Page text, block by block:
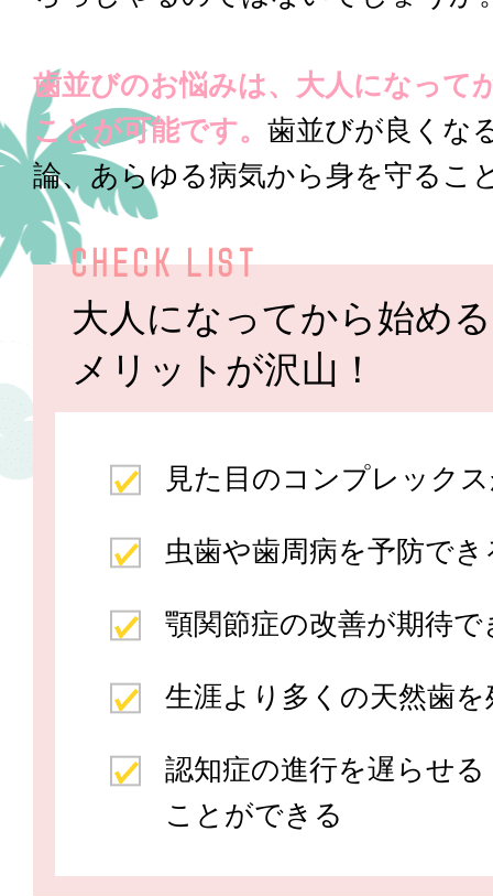
歯並びのお悩みは、大人になって
ことが可能です。 歯並びが良くな
論、あらゆる病気から身を守るこ
大人になってから始め
メリットが沢山！
CHECK LIST
見た目のコンプレック
虫歯や歯周病を予防でき
顎関節症の改善が期待で
生涯より多くの天然歯
認知症の進行を遅らせる
ことができる